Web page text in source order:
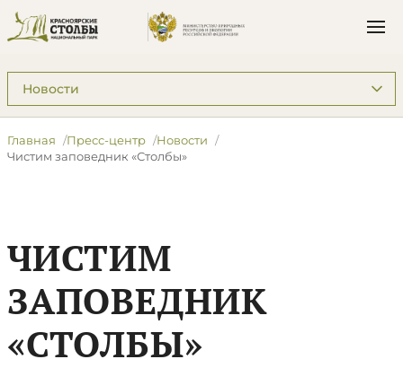
Подразделы: Пресс-центр
Главная Пресс-центр
Новости
Чистим заповедник «Столбы»
ЧИСТИМ
ЗАПОВЕДНИК
«СТОЛБЫ»